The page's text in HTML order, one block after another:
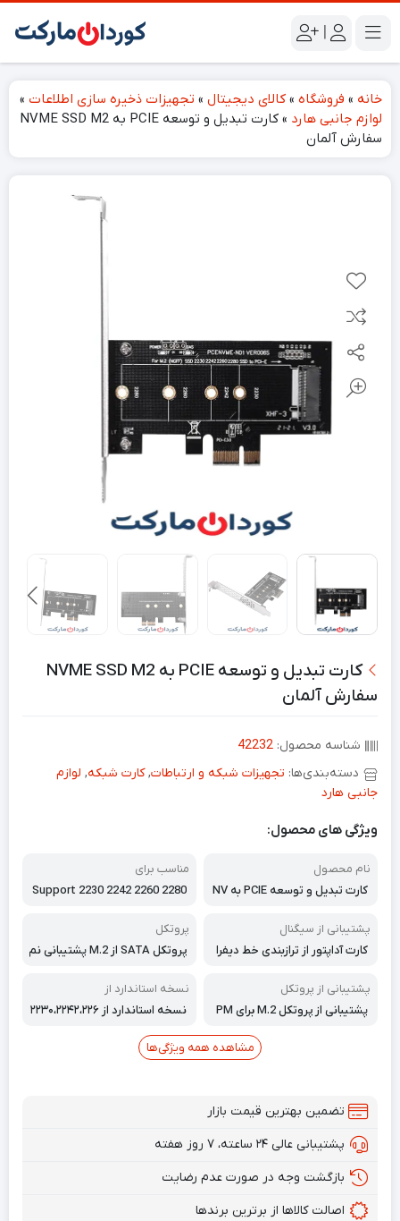
|
خانه » فروشگاه » کالای دیجیتال » تجهیزات ذخیره سازی اطلاعات »
لوازم جانبی هارد »
کارت‌ تبدیل و توسعه PCIE به NVME SSD M2
سفارش آلمان
کارت‌ تبدیل و توسعه PCIE به NVME SSD M2
سفارش آلمان
شناسه محصول: 42232
دسته‌بندی‌ها: تجهیزات شبکه و ارتباطات,کارت شبکه, لوازم
جانبی هارد
ویژگی های محصول:
نام محصول
کارت‌ تبدیل و توسعه PCIE به NV
مناسب برای
Support 2230 2242 2260 2280
پشتیبانی از سیگنال
کارت آداپتور از ترازبندی خط دیفرا
CI-E 3.0 1X استفاده می‌کند.
پروتکل
پروتکل SATA از M.2 پشتیبانی نم
پشتیبانی از پروتکل
پشتیبانی از پروتکل M.2 برای PM
sm951، 600P، T10 NVME
نسخه استاندارد از
نسخه استاندارد از ۲۲۳۰،۲۲۴۲،۲۲۶
نی می‌کند.
مشاهده همه ویژگی‌ها
تضمین بهترین قیمت بازار
پشتیبانی عالی ۲۴ ساعته، ۷ روز هفته
بازگشت وجه در صورت عدم رضایت
اصالت کالاها از برترین برندها